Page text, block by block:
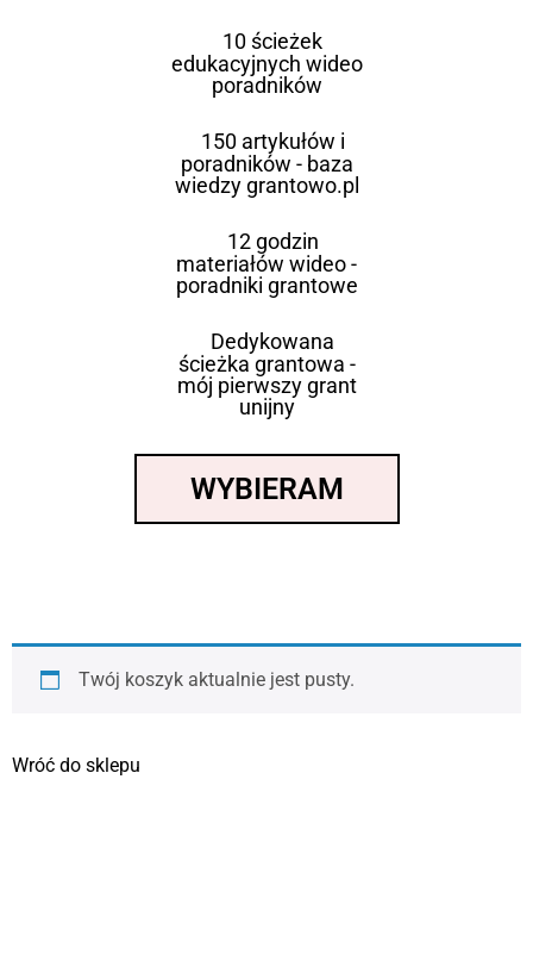
10 ścieżek
edukacyjnych wideo
poradników
150 artykułów i
poradników - baza
wiedzy grantowo.pl
12 godzin
materiałów wideo -
poradniki grantowe
Dedykowana
ścieżka grantowa -
mój pierwszy grant
unijny
WYBIERAM
Twój koszyk aktualnie jest pusty.
Wróć do sklepu